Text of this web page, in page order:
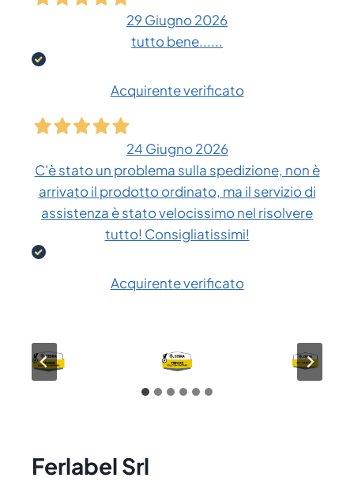
29 Giugno 2026
tutto bene......
Acquirente verificato
24 Giugno 2026
C'è stato un problema sulla spedizione, non è
arrivato il prodotto ordinato, ma il servizio di
assistenza è stato velocissimo nel risolvere
tutto! Consigliatissimi!
Acquirente verificato
Ferlabel Srl